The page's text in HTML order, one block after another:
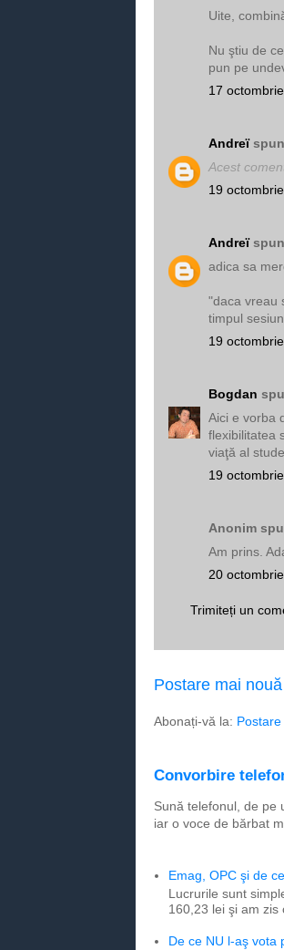
Uite,
Nu ştiu de
pun pe
17
Andreï
Acest
19
Andreï
adica sa
"daca vreau
timpul
19
Bogdan
Aici e vorba
flexibilitatea
viaţă al
19
Anonim
Am prins.
20
Trimiteți un
Postare mai nouă
Abonați-vă la:
Convorbire
Sună telefonul, de pe
iar o voce de bărbat
Emag, OPC şi de
Lucrurile sunt
160,23 lei şi am
De ce NU l-aş vota